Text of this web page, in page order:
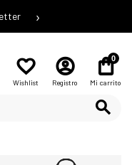
›
Wishlist Registro
0
Mi carrito